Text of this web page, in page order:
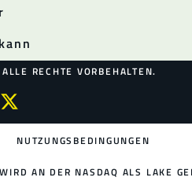
RECHTE VORBEHALTEN.
NUTZUNGSBEDINGUNGEN
AN DER NASDAQ ALS LAKE